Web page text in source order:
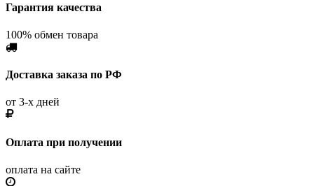
Гарантия качества
100% обмен товара
Доставка заказа по РФ
от 3-х дней
Оплата при получении
оплата на сайте